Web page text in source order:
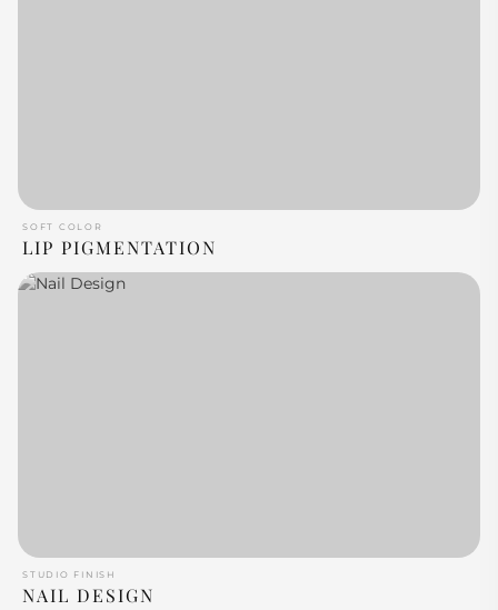
SOFT COLOR
LIP PIGMENTATION
STUDIO FINISH
NAIL DESIGN